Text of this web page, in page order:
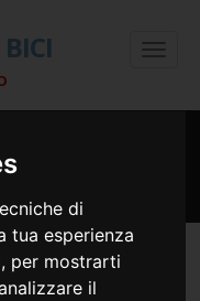
di
tua esperienza
per mostrarti
il
BICI